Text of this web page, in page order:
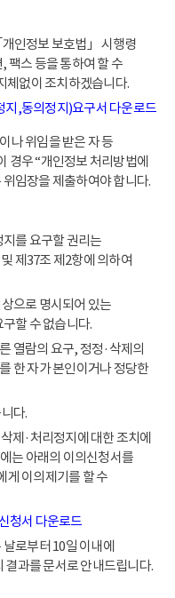
인정보 보호법」 시행령
팩스 등을 통하여 할 수
체없이 조치하겠습니다.
,동의정지)요구서 다운로드
나 위임을 받은 자 등
경우 “개인정보 처리방법에
임장을 제출하여야 합니다.
를 요구할 권리는
제37조 제2항에 의하여
으로 명시되어 있는
할 수 없습니다.
열람의 요구, 정정·삭제의
한 자가 본인이거나 정당한
다.
제·처리정지에 대한 조치에
는 아래의 이의신청서를
게 이의제기를 할 수
청서 다운로드
로부터 10일 이내에
결과를 문서로 안내드립니다.